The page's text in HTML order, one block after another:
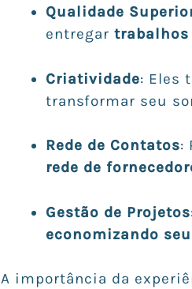
Qualidade
entregar trabalhos
Criatividade: Eles
transformar seu
Rede de Contatos:
rede de
Gestão de Projetos
economizando
A importância da